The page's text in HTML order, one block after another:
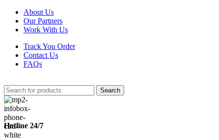
About Us
Our Partners
Work With Us
Track You Order
Contact Us
FAQs
Search
Hotline 24/7